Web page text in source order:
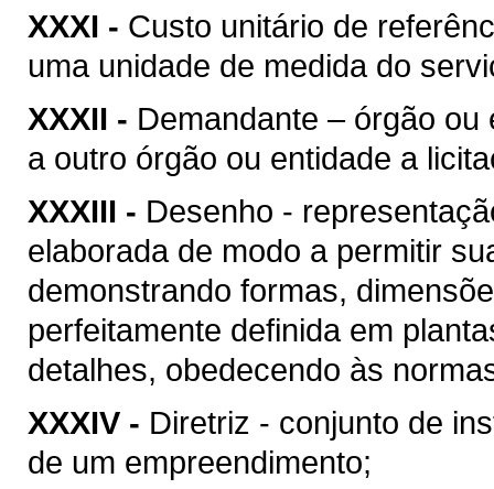
XXXI - Custo unitário de
uma unidade de medida do
XXXII - Demandante – órgão
a outro órgão ou entidade a
XXXIII - Desenho -
elaborada de modo a permitir
demonstrando formas,
perfeitamente definida em
detalhes, obedecendo às
XXXIV - Diretriz - conjunto de
de um empreendimento;